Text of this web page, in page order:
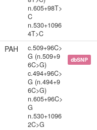
n.605+98T>
C
n.530+1096
4T>C
PAH
c.509+96C>
G (n.509+9
6C>G)
c.494+96C>
G (n.494+9
6C>G)
n.605+96C>
G
n.530+1096
2C>G
dbSNP